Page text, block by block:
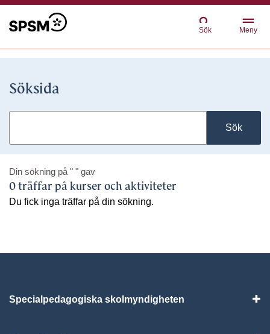
Sök Meny
Söksida
Sök
Din sökning på " " gav
0 träffar på kurser och aktiviteter
Du fick inga träffar på din sökning.
Specialpedagogiska skolmyndigheten